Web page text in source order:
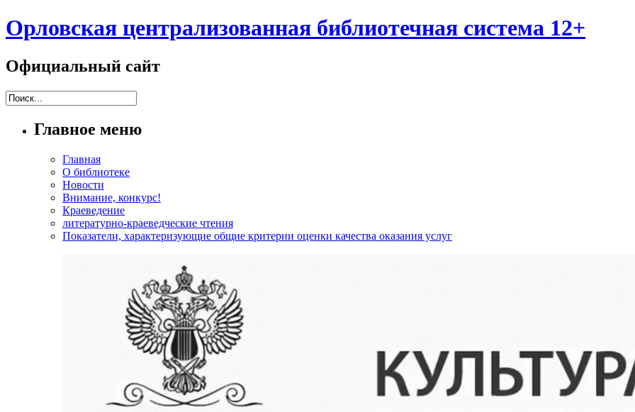
Орловская централизованная библиотечная система 12+
Официальный сайт
Главное меню
Главная
О библиотеке
Новости
Внимание, конкурс!
Краеведение
литературно-краеведческие чтения
Показатели, характеризующие общие критерии оценки качества оказания услуг